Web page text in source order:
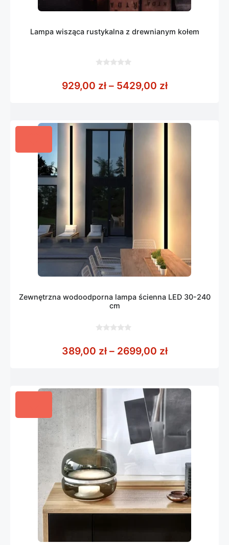
Lampa wisząca rustykalna z drewnianym kołem
5
929,00 zł – 5429,00 złZakres cen:
Zewnętrzna wodoodporna lampa ścienna LED 30-240
cm
5
389,00 zł – 2699,00 złZakres cen: